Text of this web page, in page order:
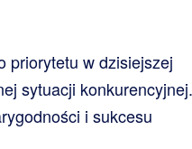
priorytetu w dzisiejszej
sytuacji
i sukcesu